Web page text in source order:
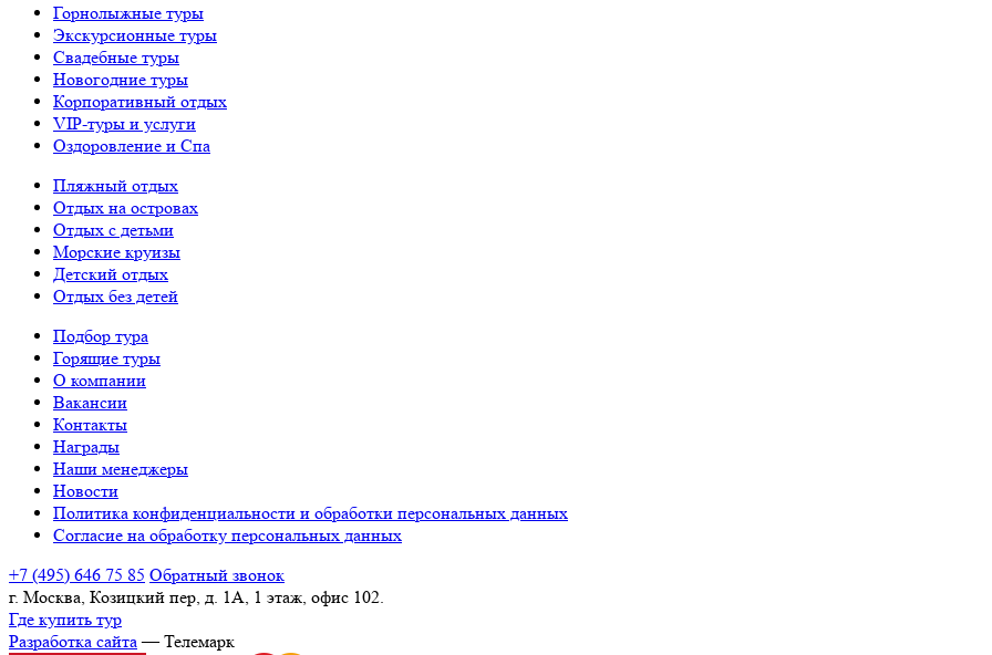
Горнолыжные туры
Экскурсионные туры
Свадебные туры
Новогодние туры
Корпоративный отдых
VIP-туры и услуги
Оздоровление и Спа
Пляжный отдых
Отдых на островах
Отдых с детьми
Морские круизы
Детский отдых
Отдых без детей
Подбор тура
Горящие туры
О компании
Вакансии
Контакты
Награды
Наши менеджеры
Новости
Политика конфиденциальности и обработки персональных данных
Согласие на обработку персональных данных
+7 (495) 646 75 85 Обратный звонок
г. Москва, Козицкий пер, д. 1А, 1 этаж, офис 102.
Где купить тур
Разработка сайта — Телемарк